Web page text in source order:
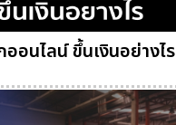
ออนไลน์ ขึ้นเงินอย่างไร